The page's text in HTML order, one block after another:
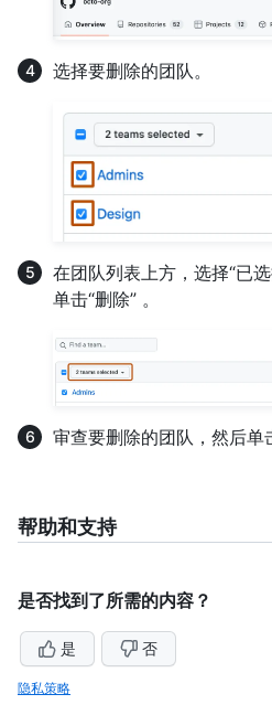
选择要删除的团队。
在团队列表上方，选择“已
单击“删除” 。
审查要删除的团队，然后单
帮助和支持
是否找到了所需的内容？
是 否
隐私策略